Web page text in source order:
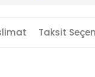
Taksit